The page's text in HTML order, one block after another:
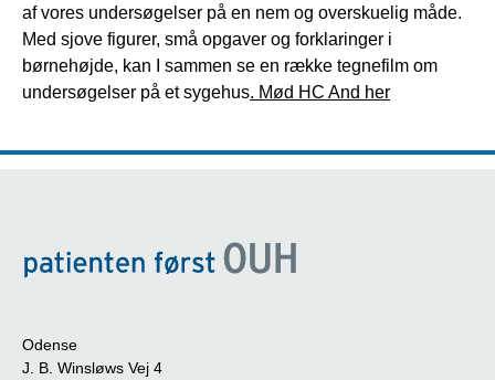
af vores undersøgelser på en nem og overskuelig måde.
Med sjove figurer, små opgaver og forklaringer i
børnehøjde, kan I sammen se en række tegnefilm om
undersøgelser på et sygehus. Mød HC And her
Odense
J. B. Winsløws Vej 4